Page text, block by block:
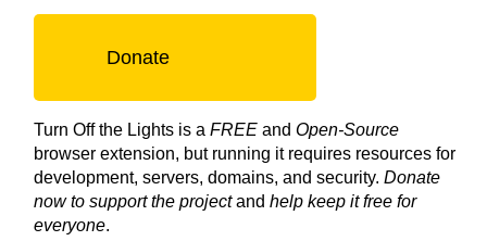
Donate
Turn Off the Lights is a FREE and Open-Source
browser extension, but running it requires resources for
development, servers, domains, and security. Donate
now to support the projectand help keep it free for
everyone.